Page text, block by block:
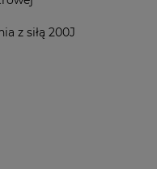
z siłą 200J